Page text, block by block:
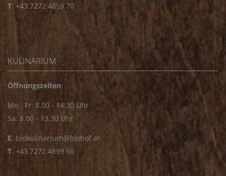
T. +43 7272 4859 70
KULINARIUM
Öffnungszeiten
Mo - Fr: 8.00 - 14.30 Uhr
Sa: 8.00 - 13.30 Uhr
E. biokulinarium@biohof.at
T. +43 7272 4859 60